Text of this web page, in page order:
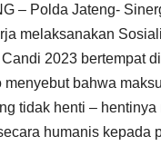
– Polda Jateng-
melaksanakan
2023 bertempat
menyebut bahwa
tidak henti –
humanis kepada